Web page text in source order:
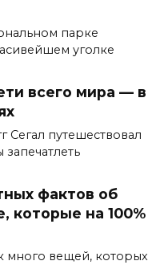
парке
уголке
всего мира — в
Сегал путешествовал
фактов об
которые на 100%
много вещей, которых